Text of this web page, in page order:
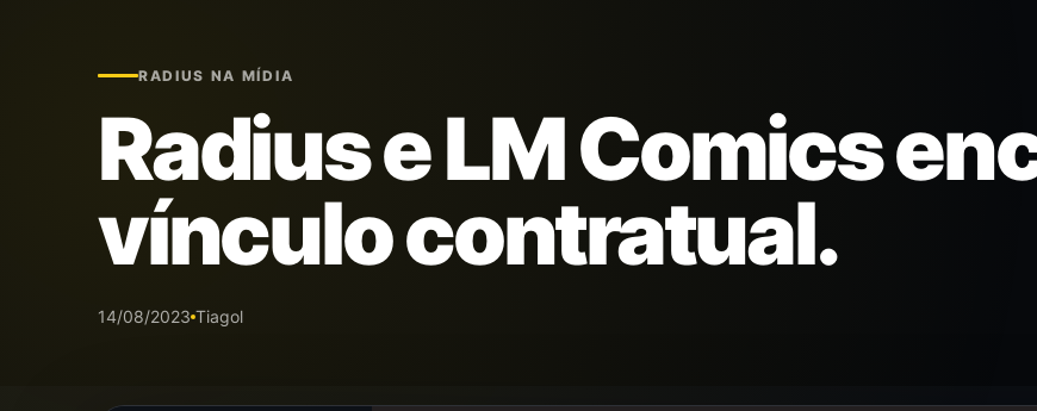
RADIUS NA MÍDIA
Radius e LM Comics
vínculo contratual.
14/08/2023 Tiagol